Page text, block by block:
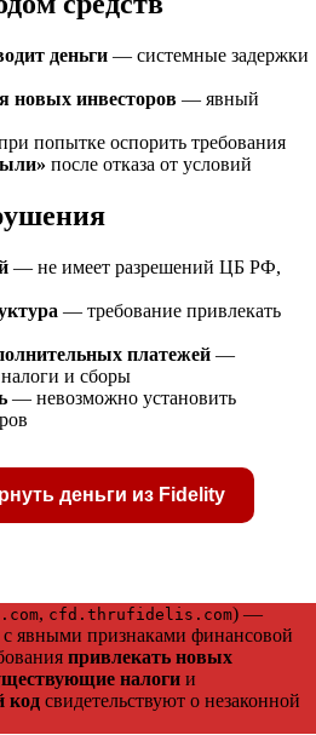
деньги — системные задержки
новых инвесторов — явный
попытке оспорить требования
после отказа от условий
— не имеет разрешений ЦБ РФ,
— требование привлекать
платежей —
и сборы
— невозможно установить
деньги из Fidelity
консультацию по
, cfd.thrufidelis.com) —
явными признаками финансовой
привлекать новых
налоги и
код свидетельствуют о незаконной